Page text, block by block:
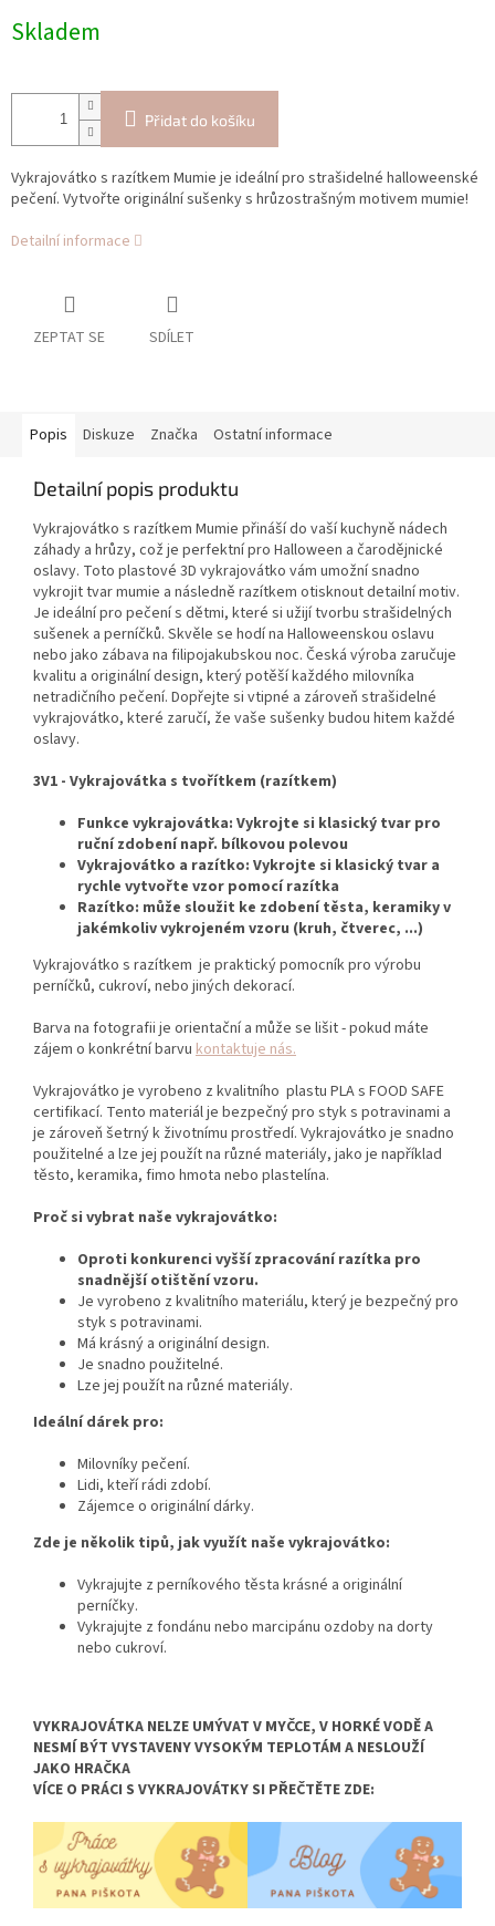
cena:
Skladem
Přidat do košíku
Vykrajovátko s razítkem Mumie je ideální pro strašidelné halloweenské
pečení. Vytvořte originální sušenky s hrůzostrašným motivem mumie!
Detailní informace
ZEPTAT SE SDÍLET
Popis Diskuze Značka Ostatní informace
Detailní popis produktu
Vykrajovátko s razítkem Mumie přináší do vaší kuchyně nádech
záhady a hrůzy, což je perfektní pro Halloween a čarodějnické
oslavy. Toto plastové 3D vykrajovátko vám umožní snadno
vykrojit tvar mumie a následně razítkem otisknout detailní motiv.
Je ideální pro pečení s dětmi, které si užijí tvorbu strašidelných
sušenek a perníčků. Skvěle se hodí na Halloweenskou oslavu
nebo jako zábava na filipojakubskou noc. Česká výroba zaručuje
kvalitu a originální design, který potěší každého milovníka
netradičního pečení. Dopřejte si vtipné a zároveň strašidelné
vykrajovátko, které zaručí, že vaše sušenky budou hitem každé
oslavy.
3V1 - Vykrajovátka s tvořítkem (razítkem)
Funkce vykrajovátka: Vykrojte si klasický tvar pro
ruční zdobení např. bílkovou polevou
Vykrajovátko a razítko: Vykrojte si klasický tvar a
rychle vytvořte vzor pomocí razítka
Razítko: může sloužit ke zdobení těsta, keramiky v
jakémkoliv vykrojeném vzoru (kruh, čtverec, ...)
Vykrajovátko s razítkem je praktický pomocník pro výrobu
perníčků, cukroví, nebo jiných dekorací.
Barva na fotografii je orientační a může se lišit - pokud máte
zájem o konkrétní barvu kontaktuje nás.
Vykrajovátko je vyrobeno z kvalitního plastu PLA s FOOD SAFE
certifikací. Tento materiál je bezpečný pro styk s potravinami a
je zároveň šetrný k životnímu prostředí. Vykrajovátko je snadno
použitelné a lze jej použít na různé materiály, jako je například
těsto, keramika, fimo hmota nebo plastelína.
Proč si vybrat naše vykrajovátko:
Oproti konkurenci vyšší zpracování razítka pro
snadnější otištění vzoru.
Je vyrobeno z kvalitního materiálu, který je bezpečný pro
styk s potravinami.
Má krásný a originální design.
Je snadno použitelné.
Lze jej použít na různé materiály.
Ideální dárek pro:
Milovníky pečení.
Lidi, kteří rádi zdobí.
Zájemce o originální dárky.
Zde je několik tipů, jak využít naše vykrajovátko:
Vykrajujte z perníkového těsta krásné a originální
perníčky.
Vykrajujte z fondánu nebo marcipánu ozdoby na dorty
nebo cukroví.
VYKRAJOVÁTKA NELZE UMÝVAT V MYČCE, V HORKÉ VODĚ A
NESMÍ BÝT VYSTAVENY VYSOKÝM TEPLOTÁM A NESLOUŽÍ
JAKO HRAČKA
VÍCE O PRÁCI S VYKRAJOVÁTKY SI PŘEČTĚTE ZDE: